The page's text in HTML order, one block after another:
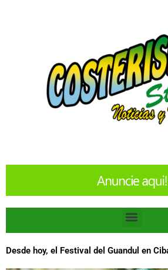
Menu
Desde hoy, el Festival del Guandul en